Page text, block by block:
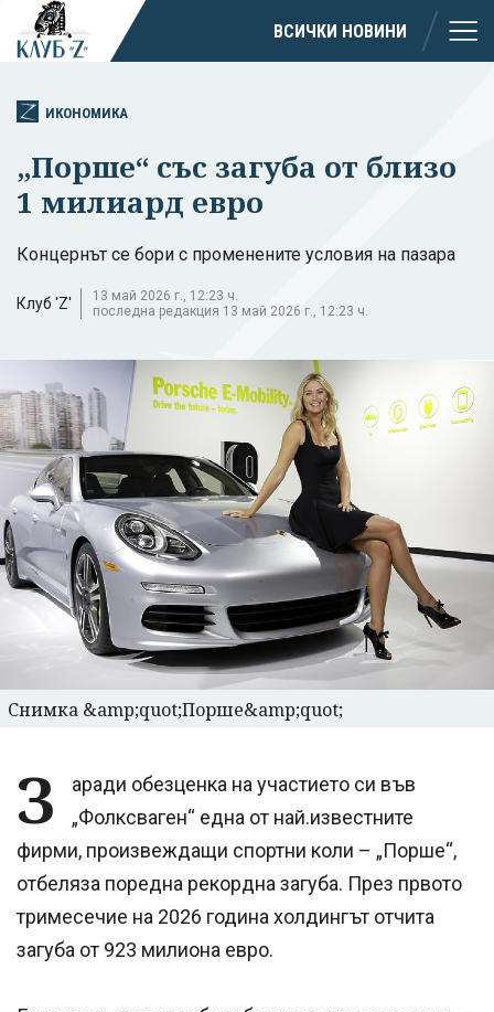
ВСИЧКИ НОВИНИ
ИКОНОМИКА
„Порше“ със загуба от близо
1 милиард евро
Концернът се бори с променените условия на пазара
Клуб 'Z'
13 май 2026 г., 12:23 ч.
последна редакция 13 май 2026 г., 12:23 ч.
Снимка &amp;quot;Порше&amp;quot;
З
аради обезценка на участието си във
„Фолксваген“ една от най.известните
фирми, произвеждащи спортни коли – „Порше“,
отбеляза поредна рекордна загуба. През првото
тримесечие на 2026 година холдингът отчита
загуба от 923 милиона евро.